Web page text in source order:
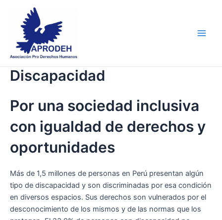
content
Discapacidad
Por una sociedad inclusiva
con igualdad de derechos y
oportunidades
Más de 1,5 millones de personas en Perú presentan algún
tipo de discapacidad y son discriminadas por esa condición
en diversos espacios. Sus derechos son vulnerados por el
desconocimiento de los mismos y de las normas que los